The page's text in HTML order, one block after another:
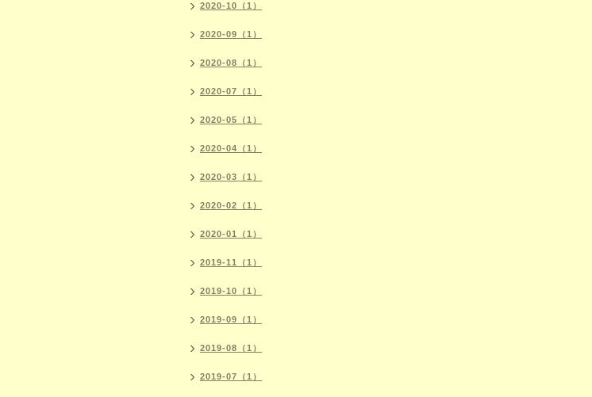
2020-10（1）
2020-09（1）
2020-08（1）
2020-07（1）
2020-05（1）
2020-04（1）
2020-03（1）
2020-02（1）
2020-01（1）
2019-11（1）
2019-10（1）
2019-09（1）
2019-08（1）
2019-07（1）